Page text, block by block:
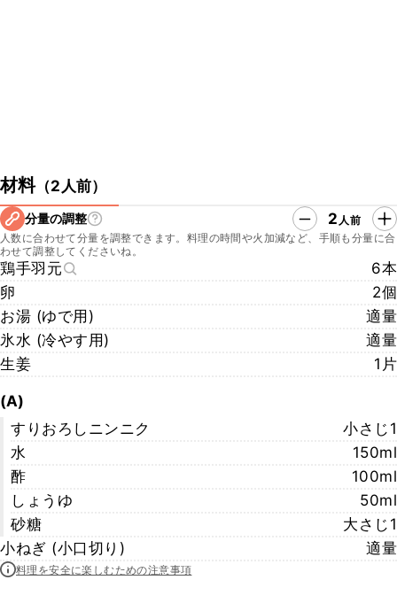
材料（2人前）
分量の調整 2 人前
人数に合わせて分量を調整できます。料理の時間や火加減など、手順も分量に合
わせて調整してくださいね。
鶏手羽元
6本
卵
2個
お湯 (ゆで用)
適量
氷水 (冷やす用)
適量
生姜
1片
(A)
すりおろしニンニク
小さじ1
水
150ml
酢
100ml
しょうゆ
50ml
砂糖
大さじ1
小ねぎ (小口切り)
適量
料理を安全に楽しむための注意事項